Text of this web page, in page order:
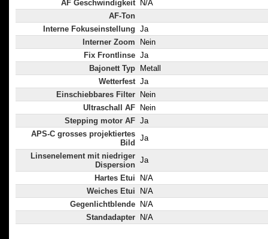
AF Geschwindigkeit
N/A
AF-Ton
Interne Fokuseinstellung Ja
Interner Zoom
Nein
Fix Frontlinse Ja
Bajonett Typ
Metall
Wetterfest Ja
Einschiebbares Filter
Nein
Ultraschall AF
Nein
Stepping motor AF Ja
APS-C grosses projektiertes
Bild
Ja
Linsenelement mit niedriger
Dispersion
Ja
Hartes Etui
N/A
Weiches Etui
N/A
Gegenlichtblende
N/A
Standadapter
N/A